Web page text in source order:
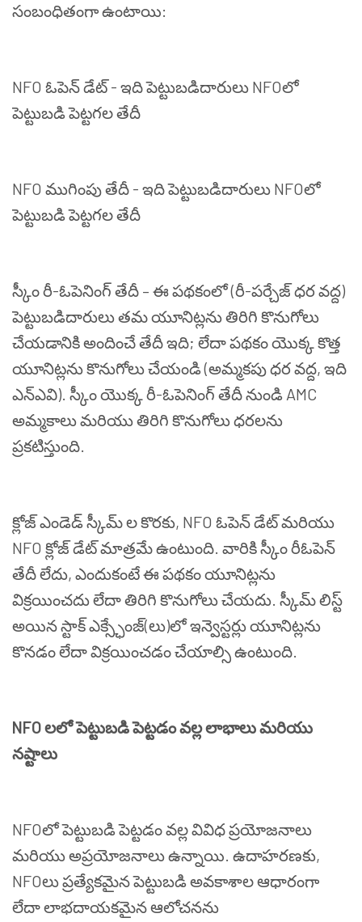
సంబంధితంగాఉంటాయి:
NFO ఓపెన్డేట్- ఇదిపెట్టుబడిదారులు NFOలో
పెట్టుబడి పెట్టగలతేదీ
NFO ముగింపుతేదీ - ఇదిపెట్టుబడిదారులు NFOలో
పెట్టుబడి పెట్టగలతేదీ
స్కీంరీ-ఓపెనింగ్తేదీ – ఈపథకంలో(రీ-పర్చేజ్ధరవద్ద)
పెట్టుబడిదారులుతమయూనిట్లనుతిరిగి కొనుగోలు
చేయడానికిఅందించేతేదీఇది; లేదాపథకంయొక్కకొత్త
యూనిట్లనుకొనుగోలుచేయండి(అమ్మకపుధరవద్ద, ఇది
ఎన్ఎవి). స్కీంయొక్కరీ-ఓపెనింగ్తేదీనుండి AMC
అమ్మకాలుమరియుతిరిగి కొనుగోలుధరలను
ప్రకటిస్తుంది.
క్లోజ్ఎండెడ్ స్కీమ్లకొరకు, NFO ఓపెన్డేట్మరియు
NFO క్లోజ్డేట్మాత్రమేఉంటుంది. వారికిస్కీంరీఓపెన్
తేదీలేదు, ఎందుకంటేఈపథకంయూనిట్లను
విక్రయించదులేదాతిరిగి కొనుగోలుచేయదు. స్కీమ్లిస్ట్
అయినస్టాక్ఎక్స్ఛేంజ్(లు)లోఇన్వెస్టర్లుయూనిట్లను
కొనడంలేదావిక్రయించడంచేయాల్సిఉంటుంది.
NFOలలోపెట్టుబడిపెట్టడంవల్లలాభాలుమరియు
నష్టాలు
NFOలోపెట్టుబడి పెట్టడంవల్లవివిధప్రయోజనాలు
మరియుఅప్రయోజనాలుఉన్నాయి. ఉదాహరణకు,
NFOలుప్రత్యేకమైనపెట్టుబడి అవకాశాలఆధారంగా
లేదాలాభదాయకమైనఆలోచనను